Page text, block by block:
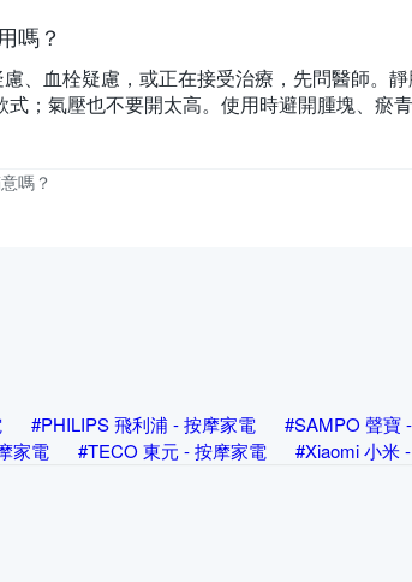
嗎？
、血栓疑慮，或正在接受治療，先問醫師。
；氣壓也不要開太高。使用時避開腫塊、瘀
嗎？
#PHILIPS 飛利浦 - 按摩家電
#SAMPO 聲寶
家電 #TECO 東元 - 按摩家電
#Xiaomi 小米